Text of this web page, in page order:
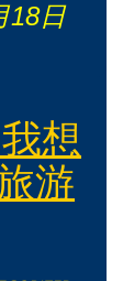
18日
想
游